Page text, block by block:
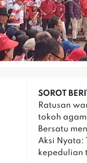
SOROT
Ratusan
tokoh
Bersatu
Aksi Nyata:
kepedulian